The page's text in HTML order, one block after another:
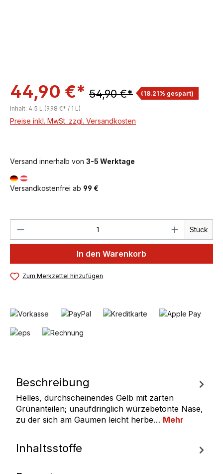
44,90 €* 54,90 €*
(18.21% gespart)
Inhalt: 4.5 L (9,98 €* / 1 L)
Preise inkl. MwSt. zzgl. Versandkosten
Versand innerhalb von 3-5 Werktage
Versandkostenfrei ab 99 €
Produkt Anzahl: Gib den Stück
In den Warenkorb
Zum Merkzettel hinzufügen
Beschreibung
Helles, durchscheinendes Gelb mit zarten
Grünanteilen; unaufdringlich würzebetonte Nase,
zu der sich am Gaumen leicht herbe… Mehr
Inhaltsstoffe